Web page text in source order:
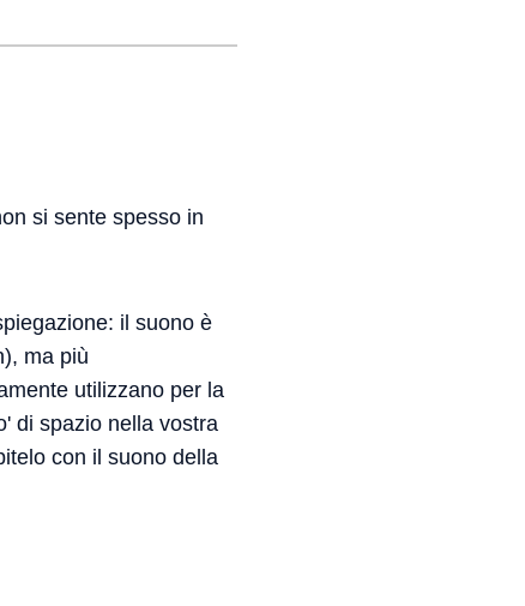
si sente spesso in
il suono è
ma più
utilizzano per la
di spazio nella vostra
con il suono della